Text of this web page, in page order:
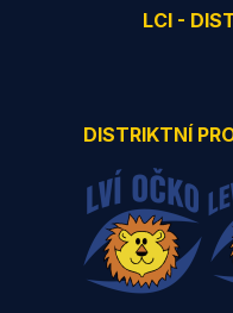
LCI -
DISTRIKTNÍ